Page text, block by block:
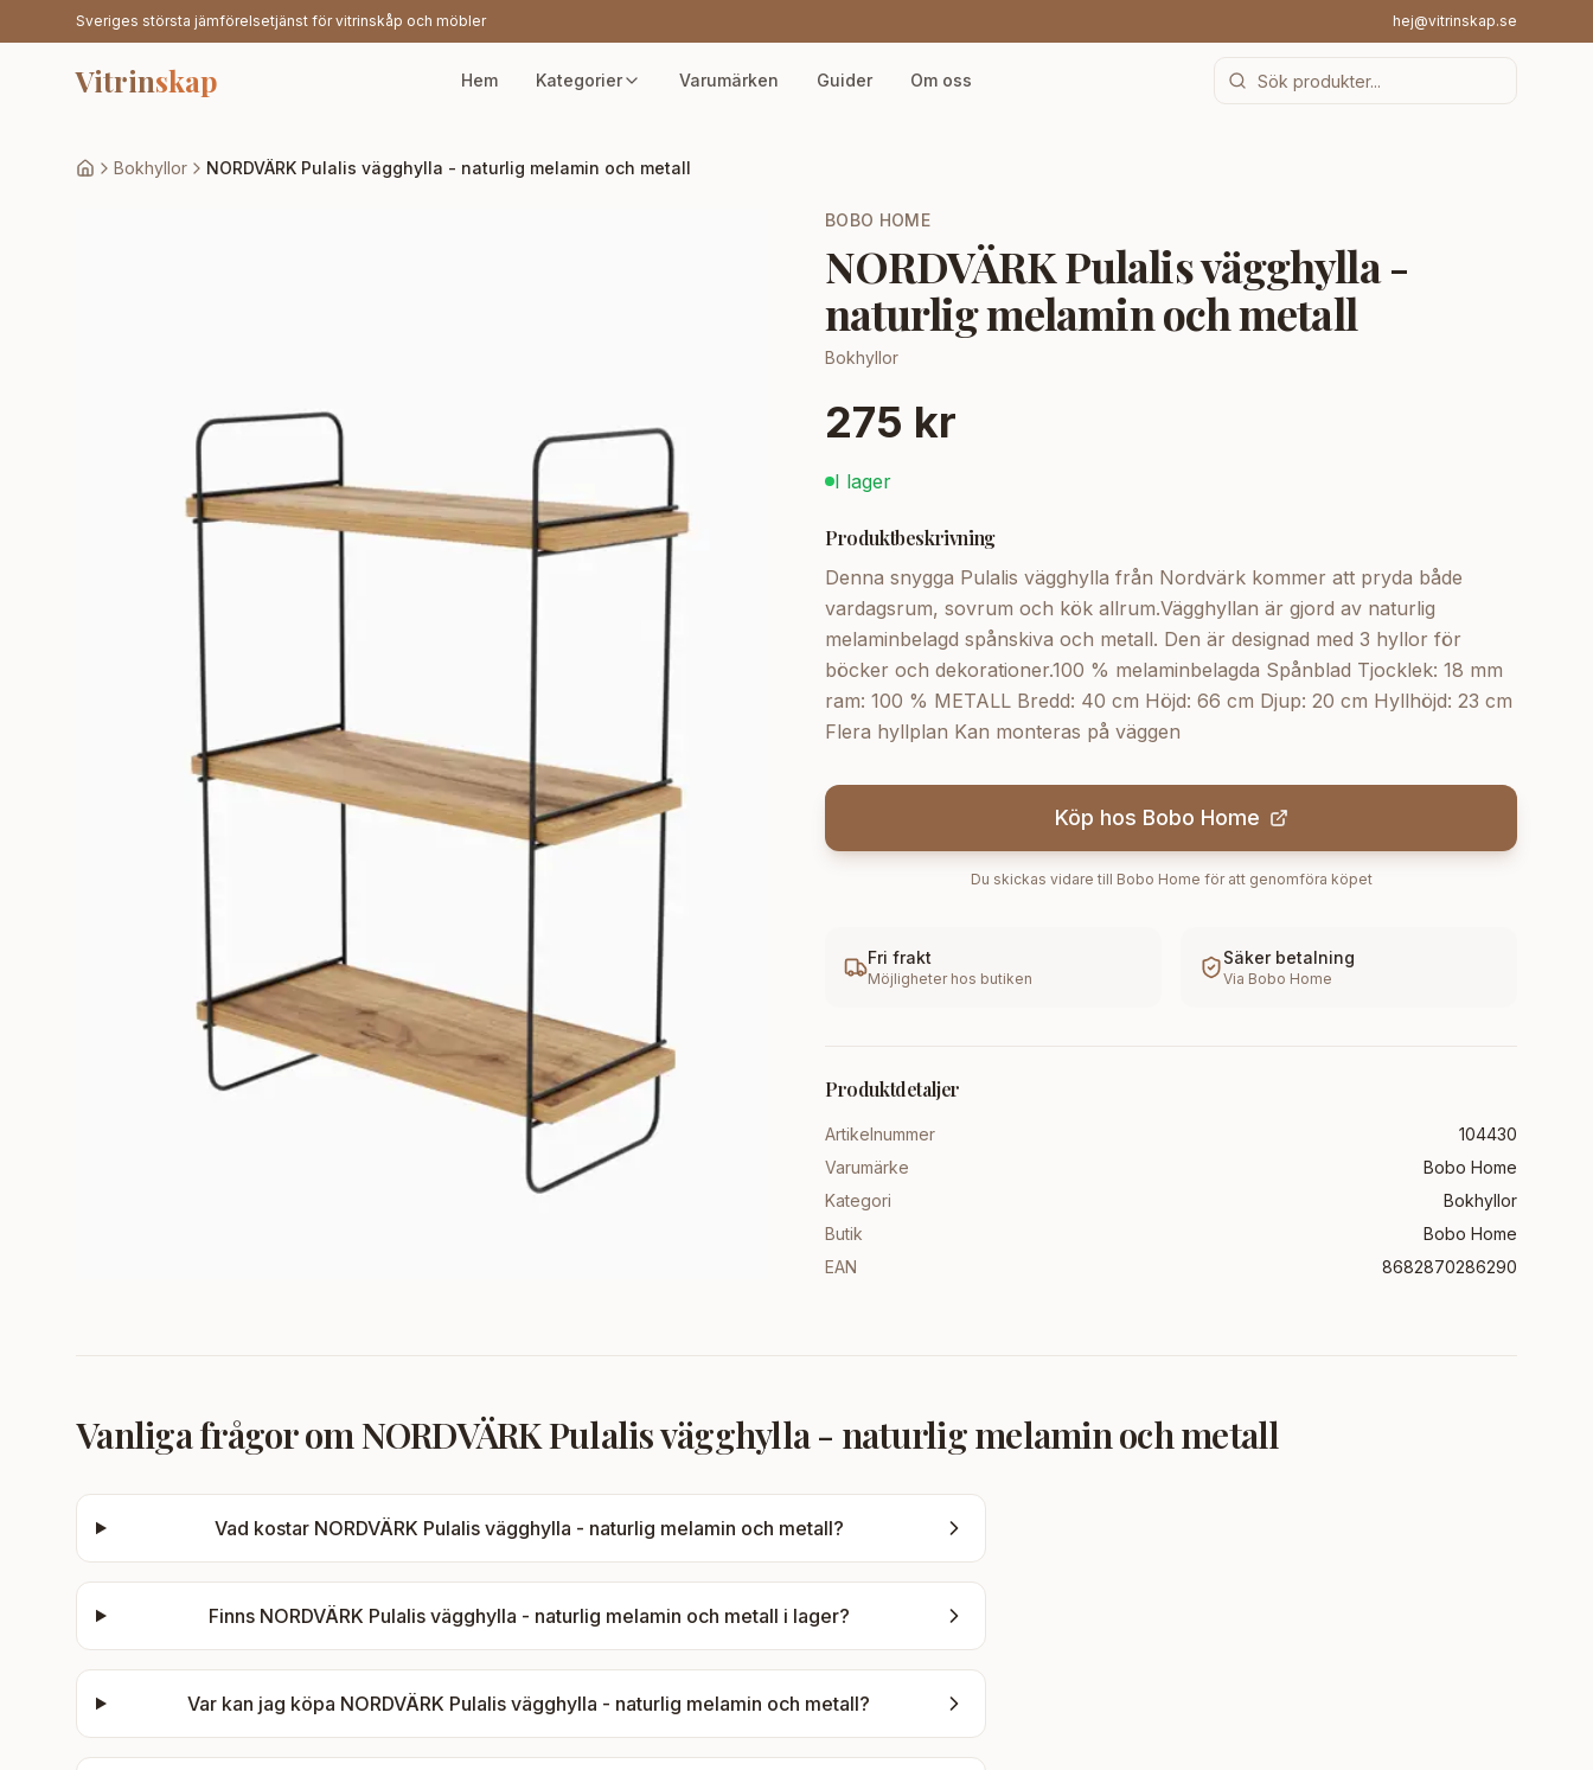
Sveriges största jämförelsetjänst för vitrinskåp och möbler hej@vitrinskap.se
Vitrinskap Hem Kategorier Varumärken Guider Om oss
Bokhyllor NORDVÄRK Pulalis vägghylla - naturlig melamin och metall
BOBO HOME
NORDVÄRK Pulalis vägghylla -
naturlig melamin och metall
Bokhyllor
275 kr
I lager
Produktbeskrivning
Denna snygga Pulalis vägghylla från Nordvärk kommer att pryda både
vardagsrum, sovrum och kök allrum.Vägghyllan är gjord av naturlig
melaminbelagd spånskiva och metall. Den är designad med 3 hyllor för
böcker och dekorationer.100 % melaminbelagda Spånblad Tjocklek: 18 mm
ram: 100 % METALL Bredd: 40 cm Höjd: 66 cm Djup: 20 cm Hyllhöjd: 23 cm
Flera hyllplan Kan monteras på väggen
Köp hos Bobo Home
Du skickas vidare till Bobo Home för att genomföra köpet
Fri frakt
Möjligheter hos butiken
Säker betalning
Via Bobo Home
Produktdetaljer
Artikelnummer
104430
Varumärke
Bobo Home
Kategori
Bokhyllor
Butik
Bobo Home
EAN
8682870286290
Vanliga frågor omNORDVÄRK Pulalis vägghylla - naturlig melamin och metall
Vad kostar NORDVÄRK Pulalis vägghylla - naturlig melamin och metall?
Finns NORDVÄRK Pulalis vägghylla - naturlig melamin och metall i lager?
Var kan jag köpa NORDVÄRK Pulalis vägghylla - naturlig melamin och metall?